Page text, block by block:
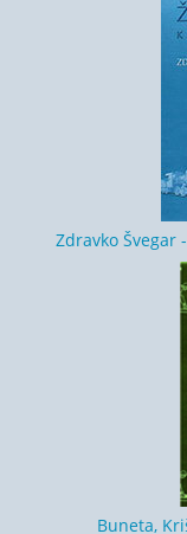
Zdravko Švegar
Buneta,